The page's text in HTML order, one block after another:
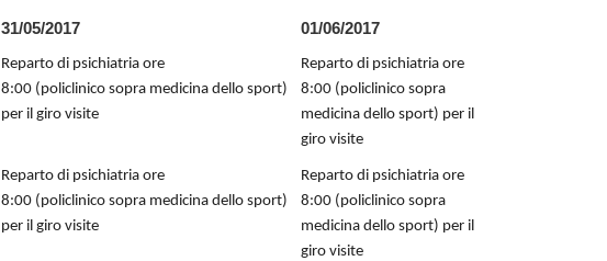
31/05/2017
01/06/2017
Reparto di psichiatria ore
8:00 (policlinico sopra medicina dello sport)
per il giro visite
Reparto di psichiatria ore
8:00 (policlinico sopra
medicina dello sport) per il
giro visite
Reparto di psichiatria ore
8:00 (policlinico sopra medicina dello sport)
per il giro visite
Reparto di psichiatria ore
8:00 (policlinico sopra
medicina dello sport) per il
giro visite